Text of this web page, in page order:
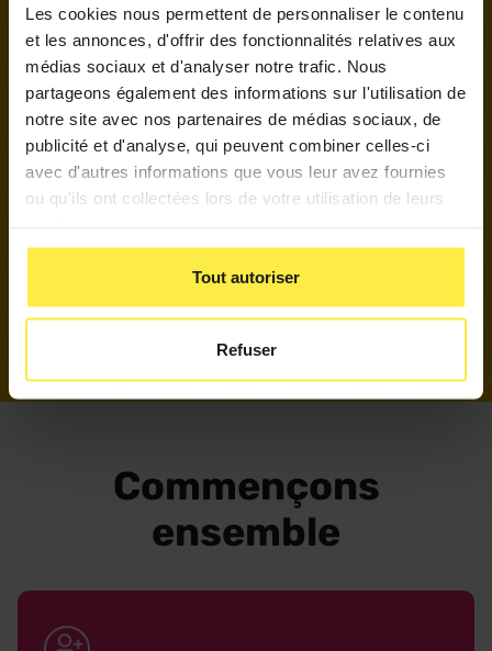
Les cookies nous permettent de personnaliser le contenu
et les annonces, d'offrir des fonctionnalités relatives aux
médias sociaux et d'analyser notre trafic. Nous
partageons également des informations sur l'utilisation de
notre site avec nos partenaires de médias sociaux, de
publicité et d'analyse, qui peuvent combiner celles-ci
avec d'autres informations que vous leur avez fournies
ou qu'ils ont collectées lors de votre utilisation de leurs
Tout autoriser
Refuser
C’est quoi un plateau technique ?
Qui sont les formateurs de Hall 32 ?
Commençons
ensemble